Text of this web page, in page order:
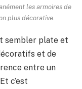
les armoires de
plus décorative.
sembler plate et
et de
entre un
c’est